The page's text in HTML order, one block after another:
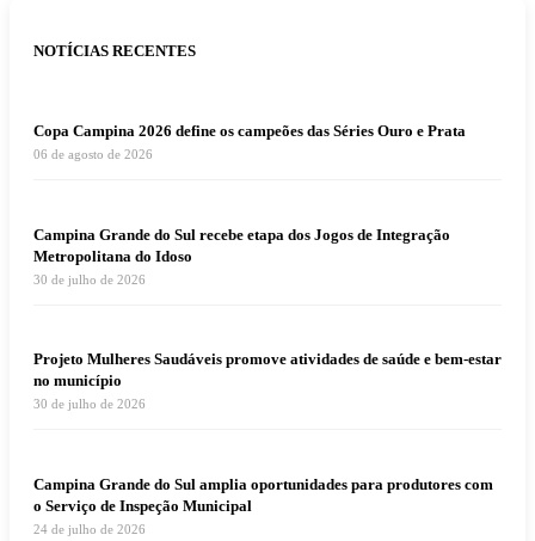
NOTÍCIAS RECENTES
Copa Campina 2026 define os campeões das Séries Ouro e Prata
06 de agosto de 2026
Campina Grande do Sul recebe etapa dos Jogos de Integração
Metropolitana do Idoso
30 de julho de 2026
Projeto Mulheres Saudáveis promove atividades de saúde e bem-estar
no município
30 de julho de 2026
Campina Grande do Sul amplia oportunidades para produtores com
o Serviço de Inspeção Municipal
24 de julho de 2026